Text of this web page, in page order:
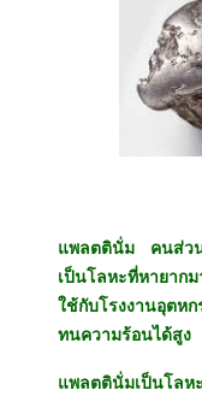
แพลตตินั่ม คนส่ว
เป็นโลหะที่หายาก
ใช้กับโรงงานอุตห
ทนความร้อนได้สูง
แพลตตินั่มเป็นโล